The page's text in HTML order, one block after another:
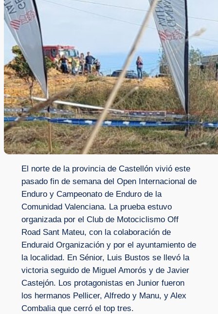
El norte de la provincia de Castellón vivió este
pasado fin de semana del Open Internacional de
Enduro y Campeonato de Enduro de la
Comunidad Valenciana. La prueba estuvo
organizada por el Club de Motociclismo Off
Road Sant Mateu, con la colaboración de
Enduraid Organización y por el ayuntamiento de
la localidad. En Sénior, Luis Bustos se llevó la
victoria seguido de Miguel Amorós y de Javier
Castejón. Los protagonistas en Junior fueron
los hermanos Pellicer, Alfredo y Manu, y Alex
Combalia que cerró el top tres.